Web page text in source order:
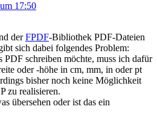
17:50
derFPDF-Bibliothek PDF-Dateien
sich dabei folgendes Problem:
schreiben möchte, muss ich dafür
oder -höhe in cm, mm, in oder pt
bisher noch keine Möglichkeit
zu realisieren.
übersehen oder ist das ein